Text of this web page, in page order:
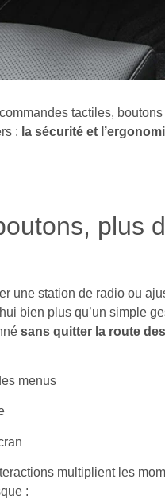
tactiles,
: la sécurité et
plus
une station de radio ou
bien plus qu’un simple
sans quitter la route
menus
multiplient les
: